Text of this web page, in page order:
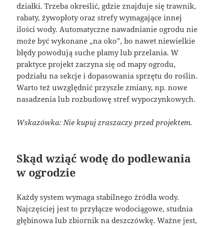
działki. Trzeba określić, gdzie znajduje się trawnik,
rabaty, żywopłoty oraz strefy wymagające innej
ilości wody. Automatyczne nawadnianie ogrodu nie
może być wykonane „na oko”, bo nawet niewielkie
błędy powodują suche plamy lub przelania. W
praktyce projekt zaczyna się od mapy ogrodu,
podziału na sekcje i dopasowania sprzętu do roślin.
Warto też uwzględnić przyszłe zmiany, np. nowe
nasadzenia lub rozbudowę stref wypoczynkowych.
Wskazówka: Nie kupuj zraszaczy przed projektem.
Skąd wziąć wodę do podlewania
w ogrodzie
Każdy system wymaga stabilnego źródła wody.
Najczęściej jest to przyłącze wodociągowe, studnia
głębinowa lub zbiornik na deszczówkę. Ważne jest,